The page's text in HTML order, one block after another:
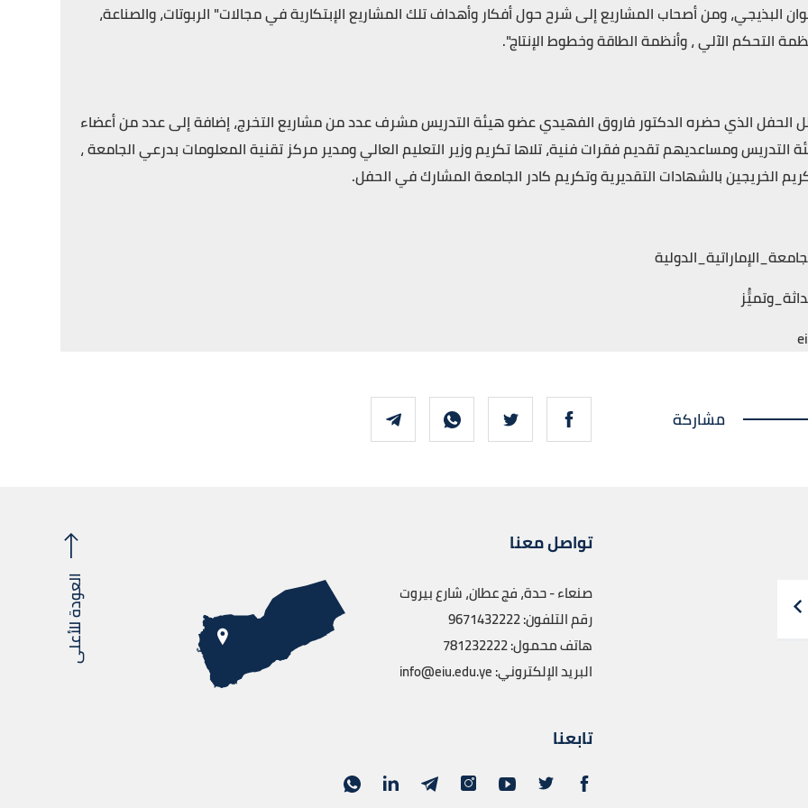
البذيجي، ومن أصحاب المشاريع إلى شرح حول أفكار وأهداف تلك المشاريع الإبتكارية في مجالات" الربوتات، والصناعة،
التحكم الآلي ، وأنظمة الطاقة وخطوط الإنتاج".
الحفل الذي حضره الدكتور فاروق الفهيدي عضو هيئة التدريس مشرف عدد من مشاريع التخرج، إضافة إلى عدد من أعضاء
التدريس ومساعديهم تقديم فقرات فنية، تلاها تكريم وزير التعليم العالي ومدير مركز تقنية المعلومات بدرعي الجامعة ،
الخريجين بالشهادات التقديرية وتكريم كادر الجامعة المشارك في الحفل.
مشاركة
العودة للأعلى
تواصل معنا
صنعاء - حدة، فج عطان، شارع بيروت
رقم التلفون: 9671432222
هاتف محمول: 781232222
البريد الإلكتروني: info@eiu.edu.ye
تابعنا